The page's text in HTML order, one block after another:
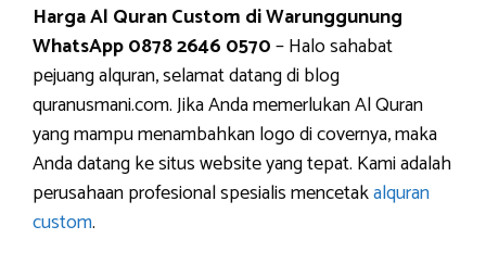
Harga Al Quran Custom di Warunggunung
WhatsApp 0878 2646 0570– Halo sahabat
pejuang alquran, selamat datang di blog
quranusmani.com. Jika Anda memerlukan Al Quran
yang mampu menambahkan logo di covernya, maka
Anda datang ke situs website yang tepat. Kami adalah
perusahaan profesional spesialis mencetakalquran
custom.